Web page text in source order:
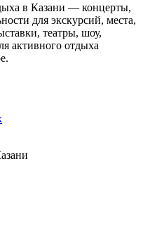
в Казани — концерты,
для экскурсий, места,
театры, шоу,
активного отдыха